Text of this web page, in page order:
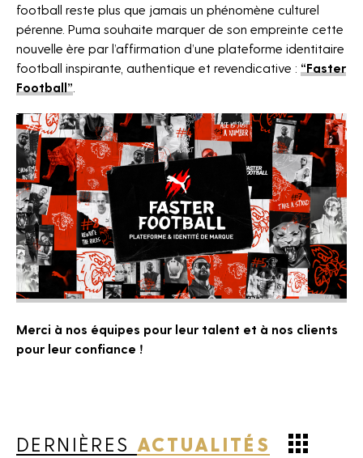
football reste plus que jamais un phénomène culturel
pérenne. Puma souhaite marquer de son empreinte cette
nouvelle ère par l’affirmation d’une plateforme identitaire
football inspirante, authentique et revendicative : “Faster
Football”
Merci à nos équipes pour leur talent et à nos clients
pour leur confiance !
DERNIÈRES ACTUALITÉS